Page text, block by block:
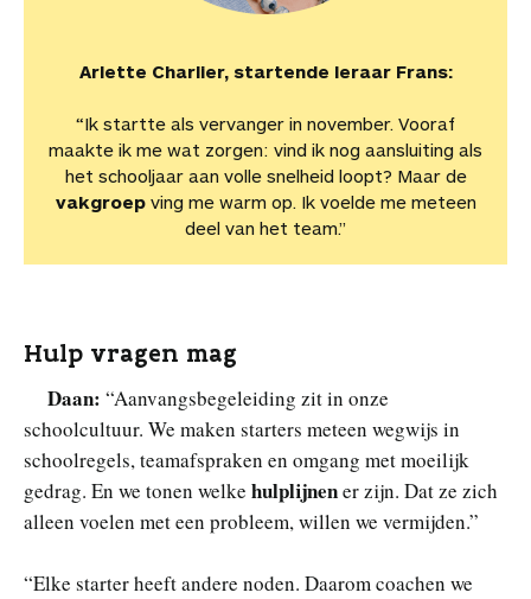
Arlette Charlier, startende leraar Frans:
“Ik startte als vervanger in november. Vooraf
maakte ik me wat zorgen: vind ik nog aansluiting als
het schooljaar aan volle snelheid loopt? Maar de
vakgroepving me warm op. Ik voelde me meteen
deel van het team.”
Hulp vragen mag
Daan: “Aanvangsbegeleiding zit in onze
schoolcultuur. We maken starters meteen wegwijs in
schoolregels, teamafspraken en omgang met moeilijk
gedrag. En we tonen welke hulplijnener zijn. Dat ze zich
alleen voelen met een probleem, willen we vermijden.”
“Elke starter heeft andere noden. Daarom coachen we